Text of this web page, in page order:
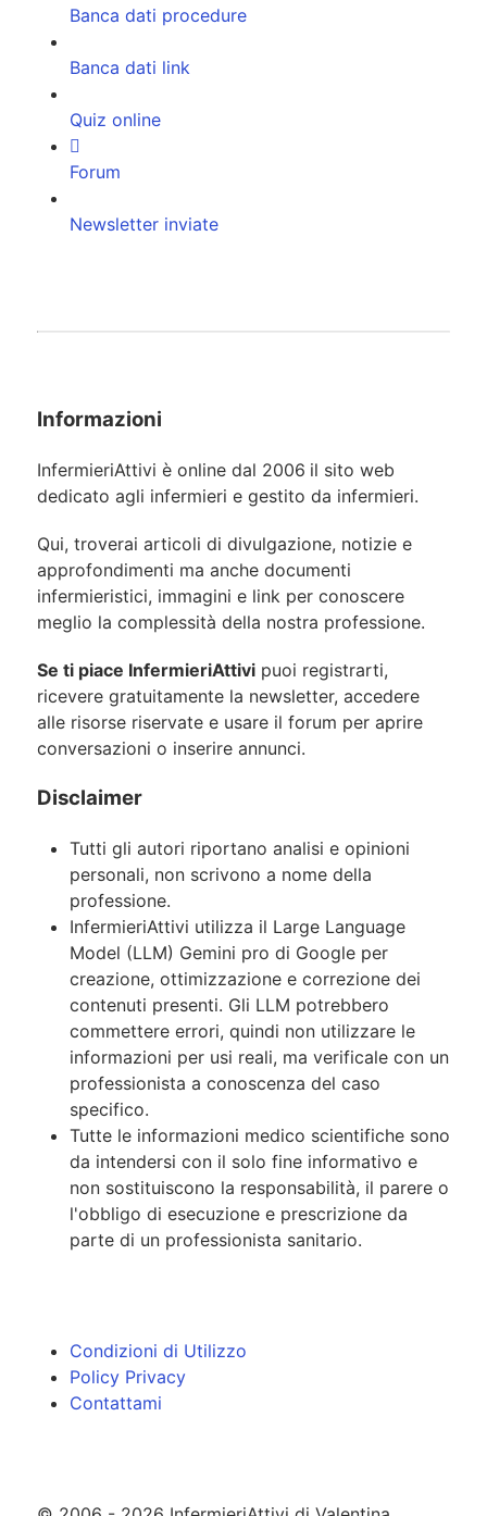
Banca dati procedure
Banca dati link
Quiz online
Forum
Newsletter inviate
Informazioni
InfermieriAttivi è online dal 2006 il sito web
dedicato agli infermieri e gestito da infermieri.
Qui, troverai articoli di divulgazione, notizie e
approfondimenti ma anche documenti
infermieristici, immagini e link per conoscere
meglio la complessità della nostra professione.
Se ti piace InfermieriAttivi puoi registrarti,
ricevere gratuitamente la newsletter, accedere
alle risorse riservate e usare il forum per aprire
conversazioni o inserire annunci.
Disclaimer
Tutti gli autori riportano analisi e opinioni
personali, non scrivono a nome della
professione.
InfermieriAttivi utilizza il Large Language
Model (LLM) Gemini pro di Google per
creazione, ottimizzazione e correzione dei
contenuti presenti. Gli LLM potrebbero
commettere errori, quindi non utilizzare le
informazioni per usi reali, ma verificale con un
professionista a conoscenza del caso
specifico.
Tutte le informazioni medico scientifiche sono
da intendersi con il solo fine informativo e
non sostituiscono la responsabilità, il parere o
l'obbligo di esecuzione e prescrizione da
parte di un professionista sanitario.
Condizioni di Utilizzo
Policy Privacy
Contattami